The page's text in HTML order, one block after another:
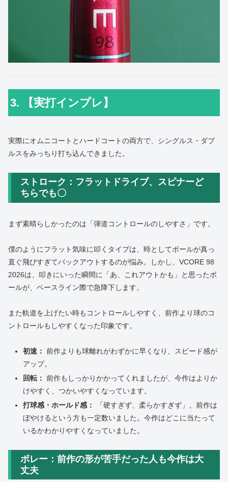
3. 【実打インプレ】
実際にオムニコートとハードコートの両方で、シングルス・ダブ
ルスをみっちり打ち込んできました。
ストローク：フラットドライブ、スピナーど
ちらでも〇
まず素晴らしかったのは「弾道コントロールのしやすさ」です。
僕のようにフラット気味に叩くタイプは、時としてボールが真っ
直ぐ飛びすぎてバックアウトするのが悩み。しかし、VCORE 98
2026は、叩きにいった瞬間に「あ、これアウトかも」と思ったボ
ールが、ベースライン際で急降下します。
また軌道を上げたい時もコントロールしやすく、前作より球のコ
ントロールもしやすくなった印象です。
初速： 前作よりも球離れがわずかに早くなり、スピード感が
アップ。
回転： 前作もしっかりかかってくれましたが、今作はよりか
けやすく、つかいやすくなっています。
打球感・ホールド感：
「硬すぎず、柔らかすぎず」。前作は
ぼやけるという方も一定数いました。今作はどこに当たって
いるかわかりやすくなっていました。
ボレー：前作の形が苦手だった人も今作は大
丈夫